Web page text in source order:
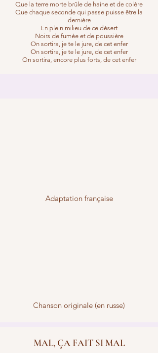
Que la terre morte brûle de haine et de colère
Que chaque seconde qui passe puisse être la
dernière
En plein milieu de ce désert
Noirs de fumée et de poussière
On sortira, je te le jure, de cet enfer
On sortira, je te le jure, de cet enfer
On sortira, encore plus forts, de cet enfer
Adaptation française
Chanson originale (en russe)
MAL, ÇA FAIT SI MAL